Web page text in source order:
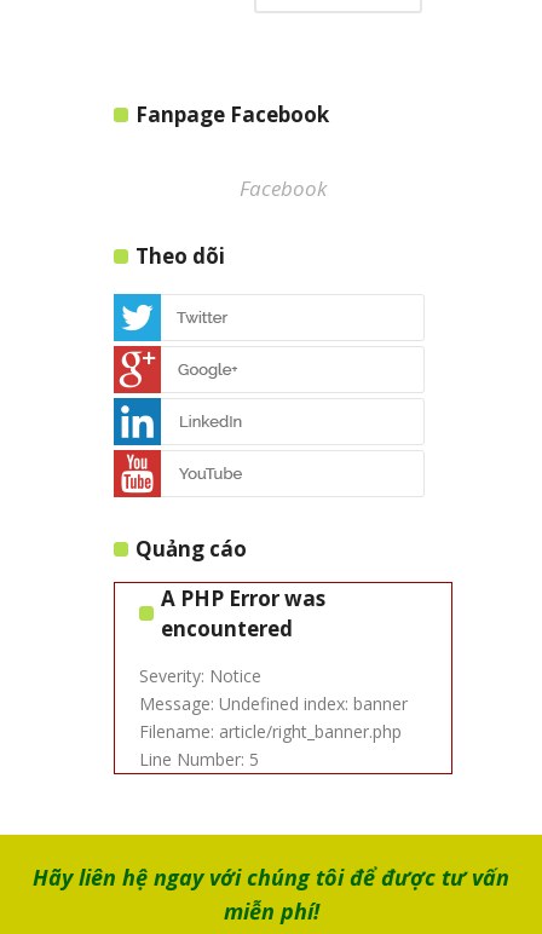
Fanpage Facebook
Facebook
Theo dõi
Quảng cáo
A PHP Error was
encountered
Severity: Notice
Message: Undefined index: banner
Filename: article/right_banner.php
Line Number: 5
Hãy liên hệ ngay với chúng tôi để được tư vấn
miễn phí!